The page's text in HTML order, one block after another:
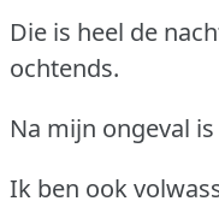
Die is heel de
ochtends.
Na mijn ongeval
Ik ben ook